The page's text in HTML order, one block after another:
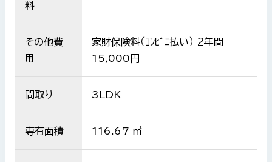
料
その他費
用
家財保険料（ｺﾝﾋﾞﾆ払い） ２年間
15,000円
間取り 3LDK
専有面積 116.67 ㎡